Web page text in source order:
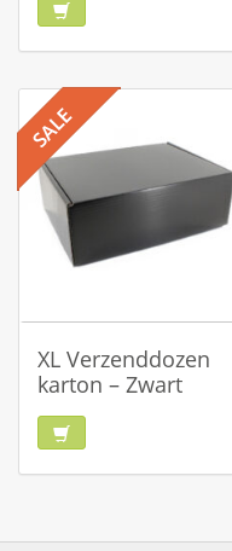
XL Verzenddozen
karton – Zwart